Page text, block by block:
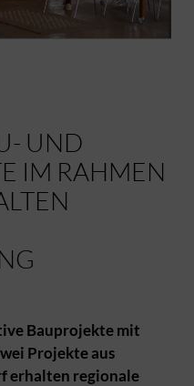
UND
IM RAHMEN
Bauprojekte mit
Projekte aus
erhalten regionale